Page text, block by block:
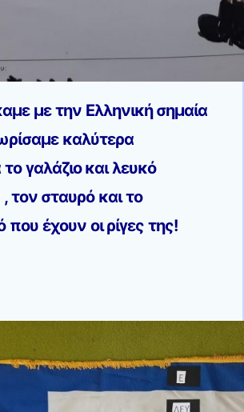
με την Ελληνική σημαία
καλύτερα
γαλάζιο και λευκό
τον σταυρό και το
που έχουν οι ρίγες της!